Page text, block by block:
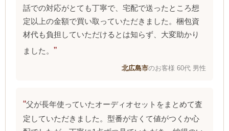
話での対応がとても丁寧で、宅配で送ったところ想
定以上の金額で買い取っていただきました。梱包資
材代も負担していただけるとは知らず、大変助かり
ました。
北広島市のお客様 60代 男性
父が長年使っていたオーディオセットをまとめて査
定していただきました。型番が古くて値がつくか心